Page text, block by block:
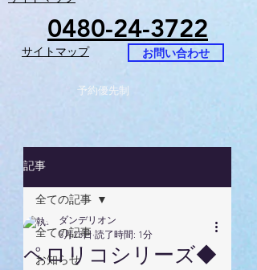
0480-24-3722
サイトマップ お問い合わせ
予約優先制
記事
全ての記事
お知らせ
全ての記事
ペロリコシリーズ◆
ダンデリオン
5月25日 読了時間: 1分